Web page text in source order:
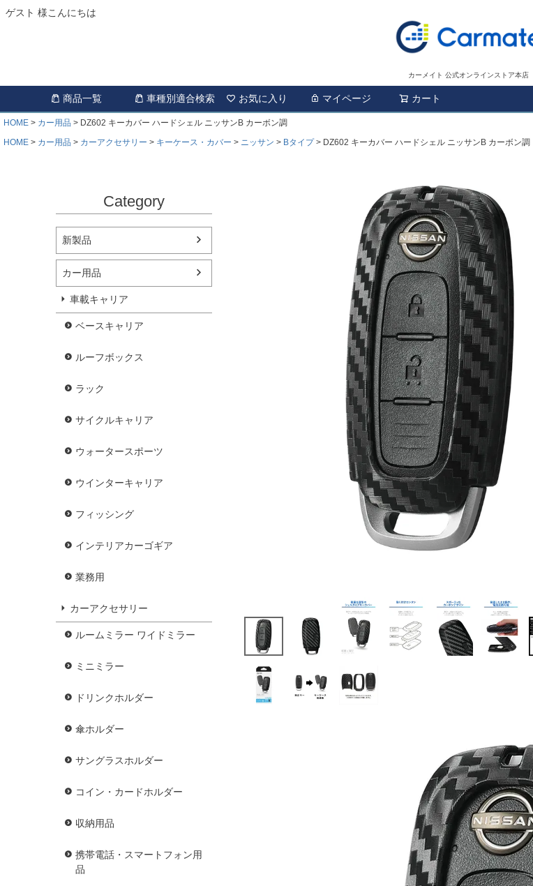
ゲスト 様こんにちは
カーメイト 公式オンラインストア本店
商品一覧 車種別適合検索 お気に入り マイページ カート
HOME カー用品
DZ602 キーカバー ハードシェル ニッサンB カーボン調
HOME
カー用品 カーアクセサリー キーケース・カバー ニッサン Bタイプ DZ602 キーカバー ハードシェル ニッサンB カーボン調
Category
新製品
カー用品
車載キャリア
ベースキャリア
ルーフボックス
ラック
サイクルキャリア
ウォータースポーツ
ウインターキャリア
フィッシング
インテリアカーゴギア
業務用
カーアクセサリー
ルームミラー ワイドミラー
ミニミラー
ドリンクホルダー
傘ホルダー
サングラスホルダー
コイン・カードホルダー
収納用品
携帯電話・スマートフォン用
品